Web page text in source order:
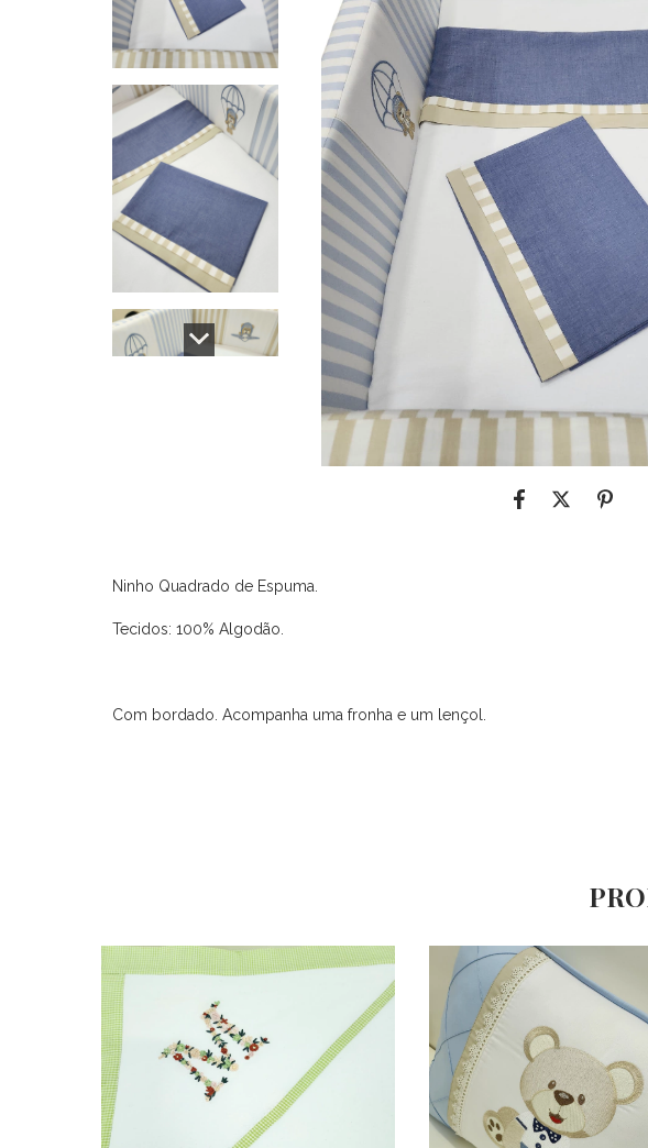
Ninho Quadrado de Espuma.
Tecidos: 100% Algodão.
Com bordado. Acompanha uma fronha e um lençol.